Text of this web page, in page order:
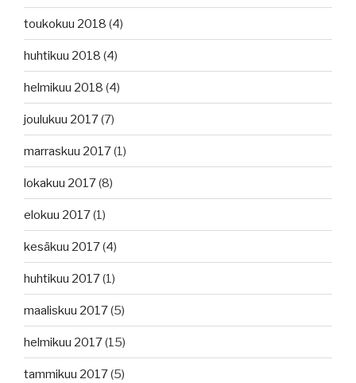
toukokuu 2018 (4)
huhtikuu 2018 (4)
helmikuu 2018 (4)
joulukuu 2017(7)
marraskuu 2017(1)
lokakuu 2017(8)
elokuu 2017(1)
kesäkuu 2017(4)
huhtikuu 2017(1)
maaliskuu 2017(5)
helmikuu 2017(15)
tammikuu 2017(5)